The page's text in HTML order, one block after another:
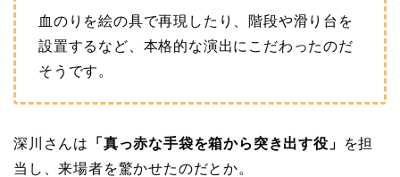
血のりを絵の具で再現したり、階段や滑り台を
設置するなど、本格的な演出にこだわったのだ
そうです。
深川さんは 「真っ赤な手袋を箱から突き出す役」
を担
当し、来場者を驚かせたのだとか。